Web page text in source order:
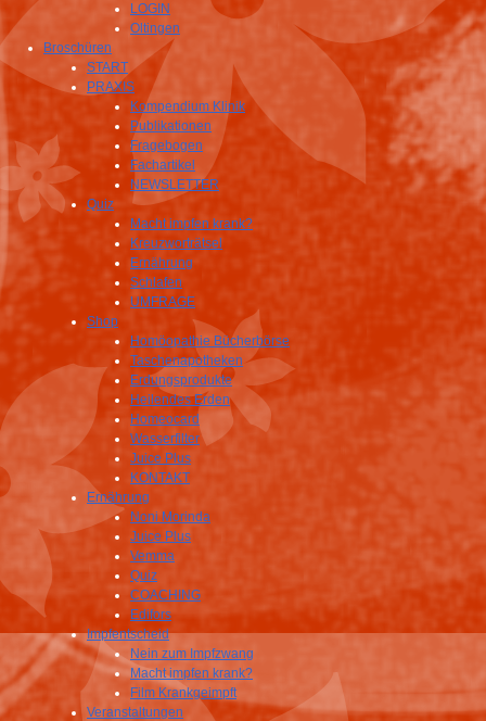
LOGIN
Oltingen
Broschüren
START
PRAXIS
Kompendium Klinik
Publikationen
Fragebogen
Fachartikel
NEWSLETTER
Quiz
Macht impfen krank?
Kreuzworträtsel
Ernährung
Schlafen
UMFRAGE
Shop
Homöopathie Bücherbörse
Taschenapotheken
Erdungsprodukte
Heilendes Erden
Homeocard
Wasserfilter
Juice Plus
KONTAKT
Ernährung
Noni Morinda
Juice Plus
Vemma
Quiz
COACHING
Edifors
Impfentscheid
Nein zum Impfzwang
Macht impfen krank?
Film Krankgeimpft
Veranstaltungen